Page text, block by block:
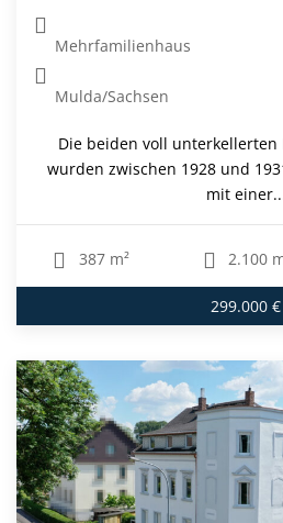
Mehrfamilienhaus
Mulda/Sachsen
Die beiden voll
wurden zwischen 1928 und
mit
387 m² 2.100
299.000 €